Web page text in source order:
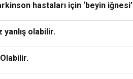
hastaları için ‘beyin iğnesi’
yanlış olabilir.